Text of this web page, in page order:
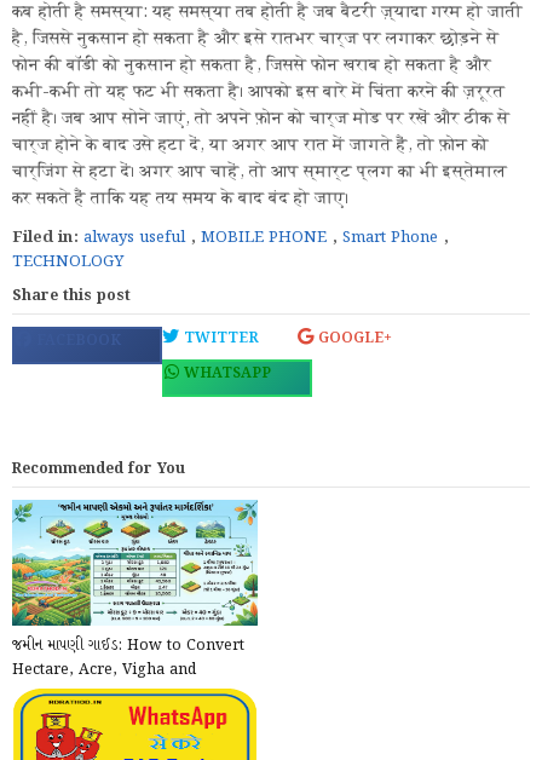
कब होती है समस्या: यह समस्या तब होती है जब बैटरी ज़्यादा गरम हो जाती
है, जिससे नुकसान हो सकता है और इसे रातभर चार्ज पर लगाकर छोड़ने से
फोन की बॉडी को नुकसान हो सकता है, जिससे फोन खराब हो सकता है और
कभी-कभी तो यह फट भी सकता है। आपको इस बारे में चिंता करने की ज़रूरत
नहीं है। जब आप सोने जाएं, तो अपने फ़ोन को चार्ज मोड पर रखें और ठीक से
चार्ज होने के बाद उसे हटा दें, या अगर आप रात में जागते हैं, तो फ़ोन को
चार्जिंग से हटा दें। अगर आप चाहें, तो आप स्मार्ट प्लग का भी इस्तेमाल
कर सकते हैं ताकि यह तय समय के बाद बंद हो जाए।
Filed in: always useful, MOBILE PHONE , Smart Phone ,
TECHNOLOGY
Share this post
FACEBOOK TWITTER
GOOGLE+
WHATSAPP
Recommended for You
જમીન માપણી ગાઈડ: How to Convert
Hectare, Acre, Vigha and
Guntha